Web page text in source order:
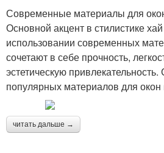
Современные материалы для
Основной акцент в стилистике
использовании современных
сочетают в себе прочность,
эстетическую
популярных материалов для
читать дальше →